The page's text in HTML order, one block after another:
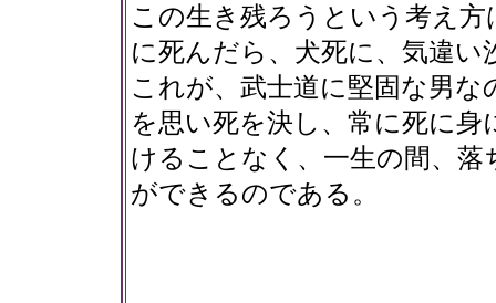
この生き残ろうという考え
に死んだら、犬死に、気違
これが、武士道に堅固な男
を思い死を決し、常に死に
けることなく、一生の間、
ができるのである。